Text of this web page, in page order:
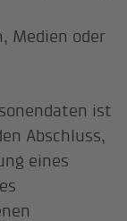
Medien oder
ist
Abschluss,
eines